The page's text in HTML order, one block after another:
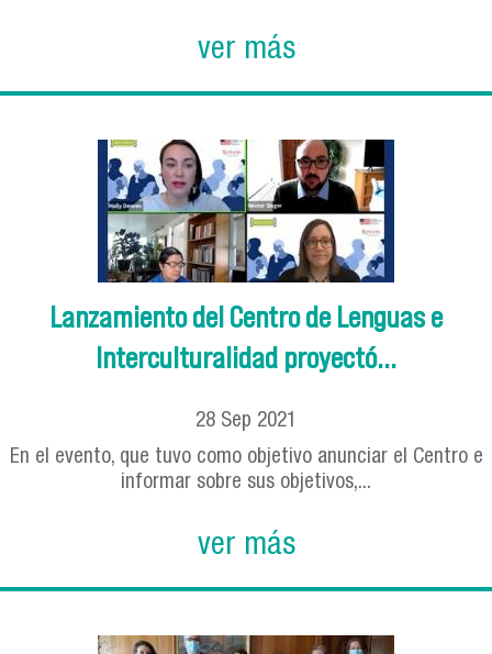
ver más
Lanzamiento del Centro de Lenguas e
Interculturalidad proyectó...
28 Sep 2021
En el evento, que tuvo como objetivo anunciar el Centro e
informar sobre sus objetivos,...
ver más